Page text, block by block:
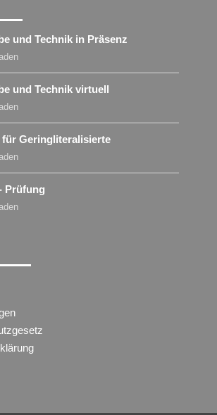
und Technik in Präsenz
und Technik virtuell
Geringliteralisierte
Prüfung